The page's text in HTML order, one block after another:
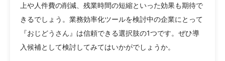
上や人件費の削減、残業時間の短縮といった効果も期待で
きるでしょう。業務効率化ツールを検討中の企業にとって
『おじどうさん』は信頼できる選択肢の1つです。ぜひ導
入候補として検討してみてはいかがでしょうか。